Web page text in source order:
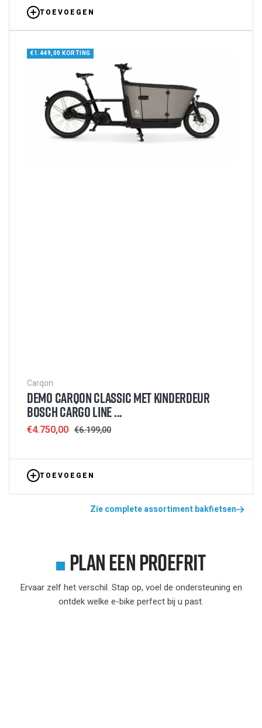
TOEVOEGEN
€1.449,00 KORTING
Carqon
DEMO CARQON CLASSIC MET KINDERDEUR
BOSCH CARGO LINE ...
Sale
€4.750,00 Regular
€6.199,00
TOEVOEGEN
Zie complete assortiment bakfietsen
Plan een proefrit
Ervaar zelf het verschil. Stap op, voel de ondersteuning en
ontdek welke e-bike perfect bij u past.